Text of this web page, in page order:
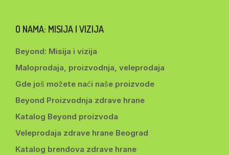
O NAMA: MISIJA I VIZIJA
Beyond: Misija i vizija
Maloprodaja, proizvodnja, veleprodaja
Gde još možete naći naše proizvode
Beyond Proizvodnja zdrave hrane
Katalog Beyond proizvoda
Veleprodaja zdrave hrane Beograd
Katalog brendova zdrave hrane